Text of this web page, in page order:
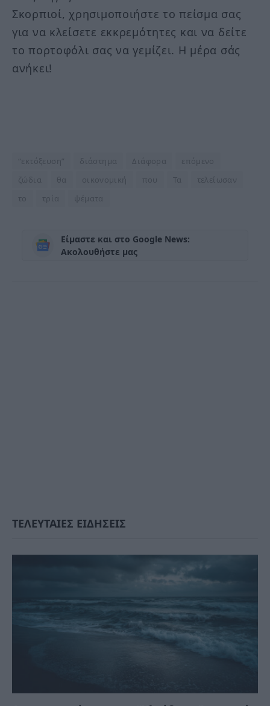
Σκορπιοί, χρησιμοποιήστε το πείσμα σας
για να κλείσετε εκκρεμότητες και να δείτε
το πορτοφόλι σας να γεμίζει. Η μέρα σάς
ανήκει!
“εκτόξευση” διάστημα Διάφορα
επόμενο
ζώδια
θα οικονομική που Τα
τελείωσαν
το
τρία ψέματα
Είμαστε και στο Google News:
Ακολουθήστε μας
ΤΕΛΕΥΤΑΙΕΣ ΕΙΔΗΣΕΙΣ